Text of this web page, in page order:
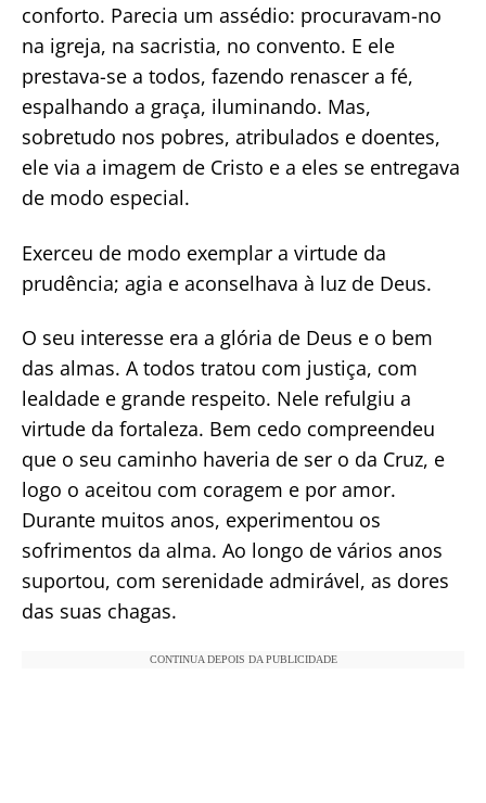
conforto. Parecia um assédio: procuravam-no
na igreja, na sacristia, no convento. E ele
prestava-se a todos, fazendo renascer a fé,
espalhando a graça, iluminando. Mas,
sobretudo nos pobres, atribulados e doentes,
ele via a imagem de Cristo e a eles se entregava
de modo especial.
Exerceu de modo exemplar a virtude da
prudência; agia e aconselhava à luz de Deus.
O seu interesse era a glória de Deus e o bem
das almas. A todos tratou com justiça, com
lealdade e grande respeito. Nele refulgiu a
virtude da fortaleza. Bem cedo compreendeu
que o seu caminho haveria de ser o da Cruz, e
logo o aceitou com coragem e por amor.
Durante muitos anos, experimentou os
sofrimentos da alma. Ao longo de vários anos
suportou, com serenidade admirável, as dores
das suas chagas.
CONTINUA DEPOIS DA PUBLICIDADE